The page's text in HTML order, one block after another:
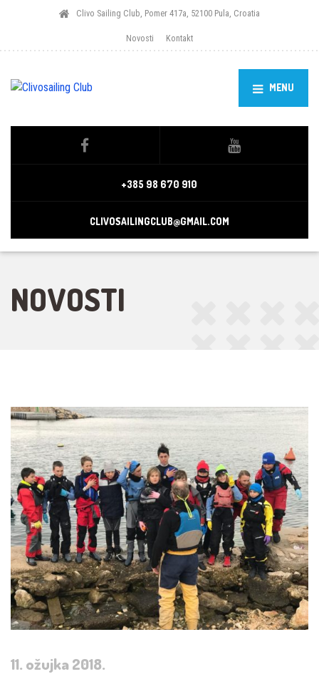
Clivo Sailing Club, Pomer 417a, 52100 Pula, Croatia
Novosti Kontakt
MENU
+385 98 670 910
CLIVOSAILINGCLUB@GMAIL.COM
NOVOSTI
11. ožujka 2018.